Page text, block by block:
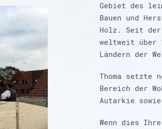
Gebiet des
Bauen und
Holz. Seit der
weltweit über
Ländern der
Thoma setzte
Bereich der
Autarkie
Wenn dies